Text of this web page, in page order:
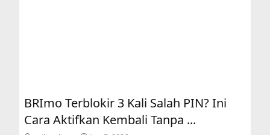
BRImo Terblokir 3 Kali Salah PIN? Ini
Cara Aktifkan Kembali Tanpa ...